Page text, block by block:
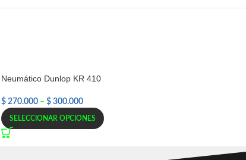
Neumático Dunlop KR 410
$270.000 – $300.000
SELECCIONAR OPCIONES